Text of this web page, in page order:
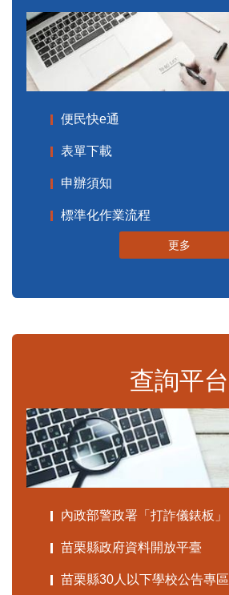
便民快e通
表單下載
申辦須知
標準化作業流程
更多
查詢平台
內政部警政署「打詐儀錶板」
苗栗縣政府資料開放平臺
苗栗縣30人以下學校公告專區